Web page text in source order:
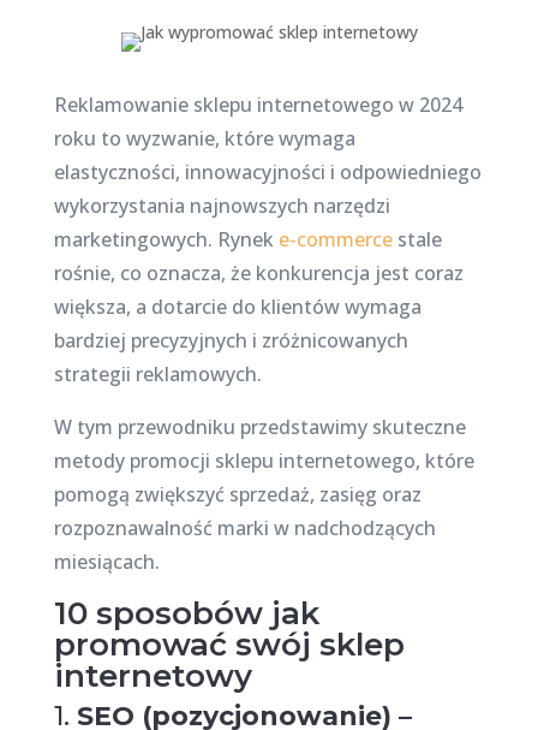
Reklamowanie sklepu internetowego w 2024
roku to wyzwanie, które wymaga
elastyczności, innowacyjności i odpowiedniego
wykorzystania najnowszych narzędzi
marketingowych. Rynek e-commercestale
rośnie, co oznacza, że konkurencja jest coraz
większa, a dotarcie do klientów wymaga
bardziej precyzyjnych i zróżnicowanych
strategii reklamowych.
W tym przewodniku przedstawimy skuteczne
metody promocji sklepu internetowego, które
pomogą zwiększyć sprzedaż, zasięg oraz
rozpoznawalność marki w nadchodzących
miesiącach.
10 sposobów jak
promować swój sklep
internetowy
1. SEO (pozycjonowanie) –